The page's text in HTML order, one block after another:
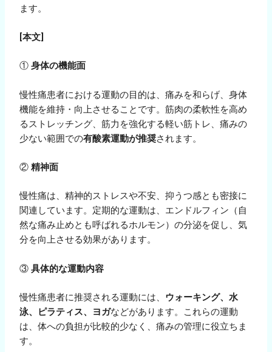
ます。
[本文]
①身体の機能面
慢性痛患者における運動の目的は、痛みを和らげ、身体
機能を維持・向上させることです。筋肉の柔軟性を高め
るストレッチング、筋力を強化する軽い筋トレ、痛みの
少ない範囲での有酸素運動が推奨されます。
②精神面
慢性痛は、精神的ストレスや不安、抑うつ感とも密接に
関連しています。定期的な運動は、エンドルフィン（自
然な痛み止めとも呼ばれるホルモン）の分泌を促し、気
分を向上させる効果があります。
③具体的な運動内容
慢性痛患者に推奨される運動には、 ウォーキング、水
泳、ピラティス、ヨガなどがあります。これらの運動
は、体への負担が比較的少なく、痛みの管理に役立ちま
す。